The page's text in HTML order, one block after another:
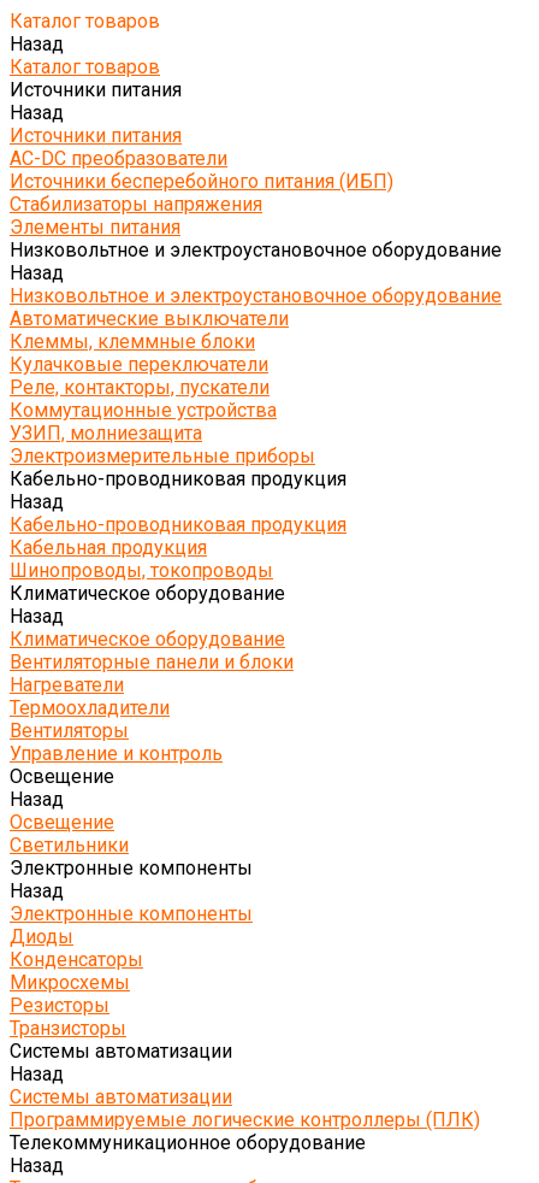
Каталог товаров
Назад
Каталог товаров
Источники питания
Назад
Источники питания
AC-DC преобразователи
Источники бесперебойного питания (ИБП)
Стабилизаторы напряжения
Элементы питания
Низковольтное и электроустановочное оборудование
Назад
Низковольтное и электроустановочное оборудование
Автоматические выключатели
Клеммы, клеммные блоки
Кулачковые переключатели
Реле, контакторы, пускатели
Коммутационные устройства
УЗИП, молниезащита
Электроизмерительные приборы
Кабельно-проводниковая продукция
Назад
Кабельно-проводниковая продукция
Кабельная продукция
Шинопроводы, токопроводы
Климатическое оборудование
Назад
Климатическое оборудование
Вентиляторные панели и блоки
Нагреватели
Термоохладители
Вентиляторы
Управление и контроль
Освещение
Назад
Освещение
Светильники
Электронные компоненты
Назад
Электронные компоненты
Диоды
Конденсаторы
Микросхемы
Резисторы
Транзисторы
Системы автоматизации
Назад
Системы автоматизации
Программируемые логические контроллеры (ПЛК)
Телекоммуникационное оборудование
Назад